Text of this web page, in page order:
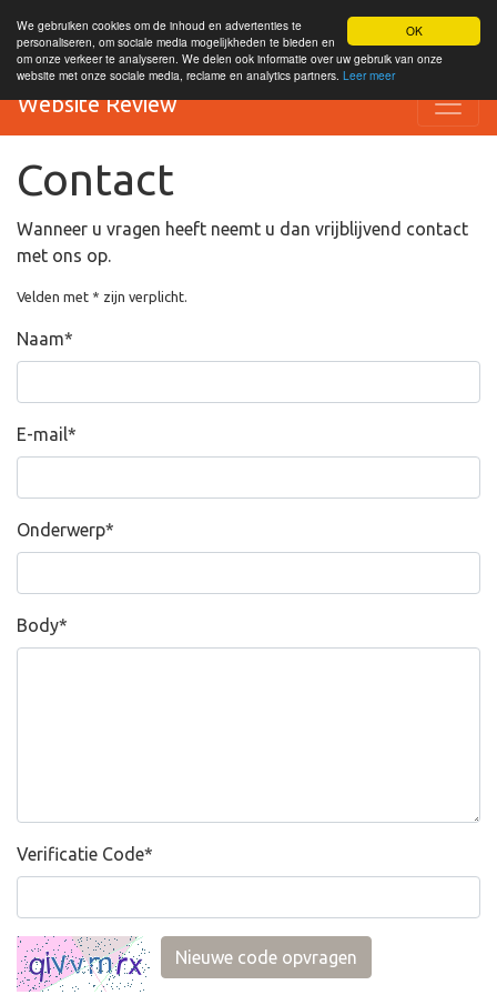
OK
We gebruiken cookies om de inhoud en advertenties te
personaliseren, om sociale media mogelijkheden te bieden en
om onze verkeer te analyseren. We delen ook informatie over uw gebruik van onze
website met onze sociale media, reclame en analytics partners. Leer meer
Website Review
Contact
Wanneer u vragen heeft neemt u dan vrijblijvend contact
met ons op.
Velden met * zijn verplicht.
Naam*
E-mail*
Onderwerp*
Body*
Verificatie Code*